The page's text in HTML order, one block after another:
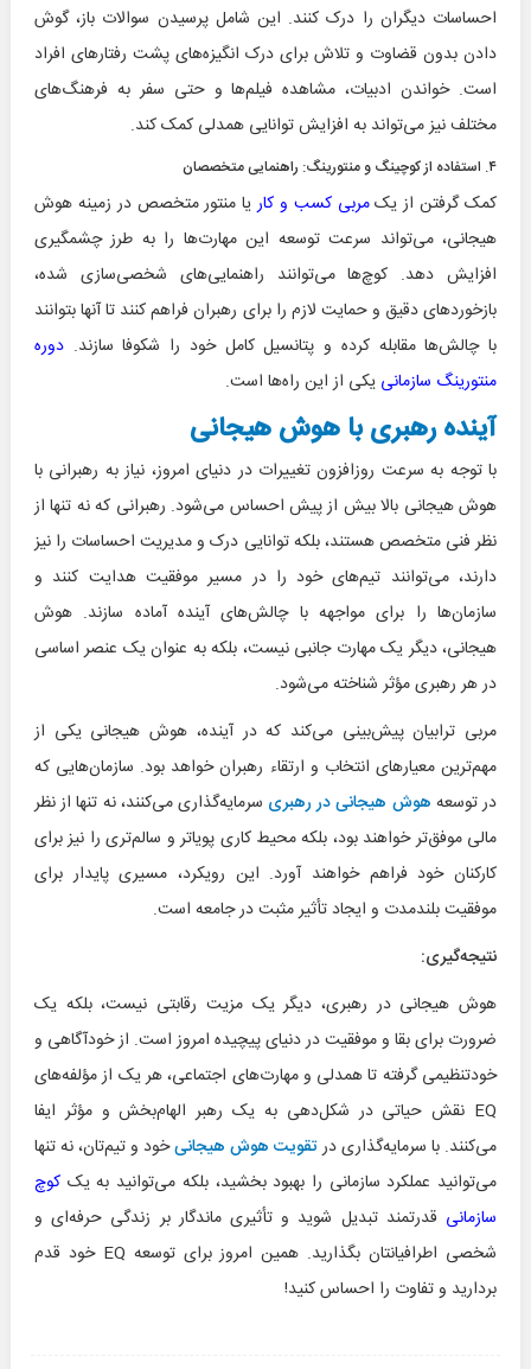
احساسات دیگران را درک کنند. این شامل پرسیدن سوالات باز، گوش
دادن بدون قضاوت و تلاش برای درک انگیزه‌های پشت رفتارهای افراد
است. خواندن ادبیات، مشاهده فیلم‌ها و حتی سفر به فرهنگ‌های
مختلف نیز می‌تواند به افزایش توانایی همدلی کمک کند.
۴. استفاده از کوچینگ و منتورینگ: راهنمایی متخصصان
کمک گرفتن از یکمربی کسب و کاریا منتور متخصص در زمینه هوش
هیجانی، می‌تواند سرعت توسعه این مهارت‌ها را به طرز چشمگیری
افزایش دهد. کوچ‌ها می‌توانند راهنمایی‌های شخصی‌سازی شده،
بازخورد‌های دقیق و حمایت لازم را برای رهبران فراهم کنند تا آنها بتوانند
با چالش‌ها مقابله کرده و پتانسیل کامل خود را شکوفا سازند. دوره
منتورینگ سازمانی یکی از این راه‌ها است.
آینده رهبری با هوش هیجانی
با توجه به سرعت روزافزون تغییرات در دنیای امروز، نیاز به رهبرانی با
هوش هیجانی بالا بیش از پیش احساس می‌شود. رهبرانی که نه تنها از
نظر فنی متخصص هستند، بلکه توانایی درک و مدیریت احساسات را نیز
دارند، می‌توانند تیم‌های خود را در مسیر موفقیت هدایت کنند و
سازمان‌ها را برای مواجهه با چالش‌های آینده آماده سازند. هوش
هیجانی، دیگر یک مهارت جانبی نیست، بلکه به عنوان یک عنصر اساسی
در هر رهبری مؤثر شناخته می‌شود.
مربی ترابیان پیش‌بینی می‌کند که در آینده، هوش هیجانی یکی از
مهم‌ترین معیارهای انتخاب و ارتقاء رهبران خواهد بود. سازمان‌هایی که
در توسعه هوش هیجانی در رهبری سرمایه‌گذاری می‌کنند، نه تنها از نظر
مالی موفق‌تر خواهند بود، بلکه محیط کاری پویاتر و سالم‌تری را نیز برای
کارکنان خود فراهم خواهند آورد. این رویکرد، مسیری پایدار برای
موفقیت بلندمدت و ایجاد تأثیر مثبت در جامعه است.
نتیجه‌گیری:
هوش هیجانی در رهبری، دیگر یک مزیت رقابتی نیست، بلکه یک
ضرورت برای بقا و موفقیت در دنیای پیچیده امروز است. از خودآگاهی و
خودتنظیمی گرفته تا همدلی و مهارت‌های اجتماعی، هر یک از مؤلفه‌های
EQ نقش حیاتی در شکل‌دهی به یک رهبر الهام‌بخش و مؤثر ایفا
می‌کنند. با سرمایه‌گذاری درتقویت هوش هیجانیخود و تیم‌تان، نه تنها
می‌توانید عملکرد سازمانی را بهبود بخشید، بلکه می‌توانید به یک کوچ
سازمانی قدرتمند تبدیل شوید و تأثیری ماندگار بر زندگی حرفه‌ای و
شخصی اطرافیانتان بگذارید. همین امروز برای توسعه EQ خود قدم
بردارید و تفاوت را احساس کنید!